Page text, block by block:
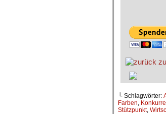
└ Schlagwörter:
Farben,
Stützpunkt,